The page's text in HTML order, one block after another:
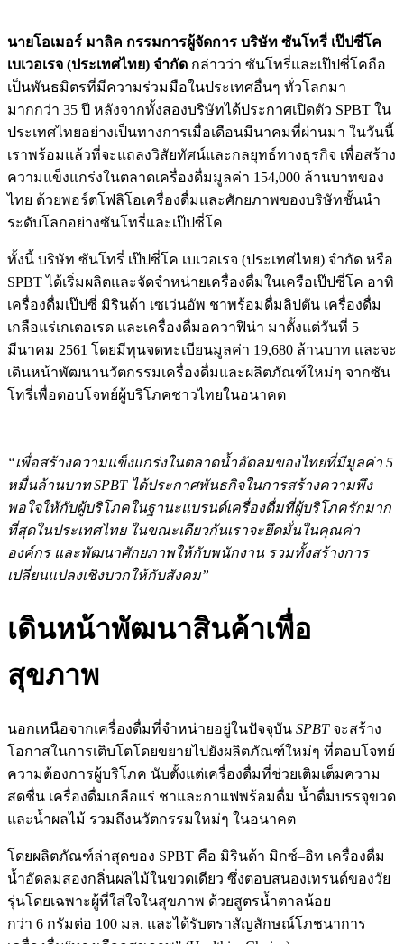
นายโอเมอร์ มาลิค กรรมการผู้จัดการ บริษัท ซันโทรี่ เป๊ปซี่โค
เบเวอเรจ (ประเทศไทย) จำกัด กล่าวว่า ซันโทรี่และเป๊ปซี่โคถือ
เป็นพันธมิตรที่มีความร่วมมือในประเทศอื่นๆ ทั่วโลกมา
มากกว่า 35 ปี หลังจากทั้งสองบริษัทได้ประกาศเปิดตัว SPBT ใน
ประเทศไทยอย่างเป็นทางการเมื่อเดือนมีนาคมที่ผ่านมา ในวันนี้
เราพร้อมแล้วที่จะแถลงวิสัยทัศน์และกลยุทธ์ทางธุรกิจ เพื่อสร้าง
ความแข็งแกร่งในตลาดเครื่องดื่มมูลค่า 154,000 ล้านบาทของ
ไทย ด้วยพอร์ตโฟลิโอเครื่องดื่มและศักยภาพของบริษัทชั้นนำ
ระดับโลกอย่างซันโทรี่และเป๊ปซี่โค
ทั้งนี้ บริษัท ซันโทรี่ เป๊ปซี่โค เบเวอเรจ (ประเทศไทย) จำกัด หรือ
SPBTได้เริ่มผลิตและจัดจำหน่ายเครื่องดื่มในเครือเป๊ปซี่โค อาทิ
เครื่องดื่มเป๊ปซี่ มิรินด้า เซเว่นอัพ ชาพร้อมดื่มลิปตัน เครื่องดื่ม
เกลือแร่เกเตอเรด และเครื่องดื่มอควาฟิน่า มาตั้งแต่วันที่ 5
มีนาคม 2561 โดยมีทุนจดทะเบียนมูลค่า 19,680 ล้านบาท และจะ
เดินหน้าพัฒนานวัตกรรมเครื่องดื่มและผลิตภัณฑ์ใหม่ๆ จากซัน
โทรี่เพื่อตอบโจทย์ผู้บริโภคชาวไทยในอนาคต
“เพื่อสร้างความแข็งแกร่งในตลาดน้ำอัดลมของไทยที่มีมูลค่า 5
หมื่นล้านบาทSPBT ได้ประกาศพันธกิจในการสร้างความพึง
พอใจให้กับผู้บริโภคในฐานะแบรนด์เครื่องดื่มที่ผู้บริโภครักมาก
ที่สุดในประเทศไทย ในขณะเดียวกันเราจะยึดมั่นในคุณค่า
องค์กร และพัฒนาศักยภาพให้กับพนักงาน รวมทั้งสร้างการ
เปลี่ยนแปลงเชิงบวกให้กับสังคม”
เดินหน้าพัฒนาสินค้าเพื่อ
สุขภาพ
นอกเหนือจากเครื่องดื่มที่จำหน่ายอยู่ในปัจจุบัน SPBT จะสร้าง
โอกาสในการเติบโตโดยขยายไปยังผลิตภัณฑ์ใหม่ๆ ที่ตอบโจทย์
ความต้องการผู้บริโภค นับตั้งแต่เครื่องดื่มที่ช่วยเติมเต็มความ
สดชื่น เครื่องดื่มเกลือแร่ ชาและกาแฟพร้อมดื่ม น้ำดื่มบรรจุขวด
และน้ำผลไม้ รวมถึงนวัตกรรมใหม่ๆ ในอนาคต
โดยผลิตภัณฑ์ล่าสุดของ SPBT คือ มิรินด้า มิกซ์–อิท เครื่องดื่ม
น้ำอัดลมสองกลิ่นผลไม้ในขวดเดียว ซึ่งตอบสนองเทรนด์ของวัย
รุ่นโดยเฉพาะผู้ที่ใส่ใจในสุขภาพ ด้วยสูตรน้ำตาลน้อย
กว่า 6 กรัมต่อ 100 มล. และได้รับตราสัญลักษณ์โภชนาการ